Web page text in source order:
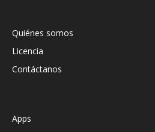
Quiénes somos
Licencia
Contáctanos
Apps